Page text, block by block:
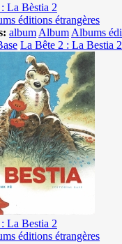
La Bèstia 2
éditions étrangères
album Album Albums
La Bête 2 : La Bestia 2
La Bestia 2
éditions étrangères